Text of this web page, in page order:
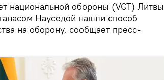
национальной обороны (VGT) Литвы
Науседой нашли способ
на оборону, сообщает пресс-